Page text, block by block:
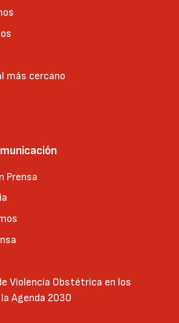
más cercano
Prensa
Violencia Obstétrica en los
Agenda 2030